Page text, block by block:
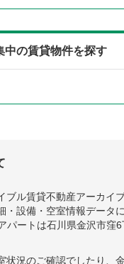
中の賃貸物件を探す
ル賃貸不動産アーカイ
・設備・空室情報デー
パートは石川県金沢市
状況のご確認でしたり